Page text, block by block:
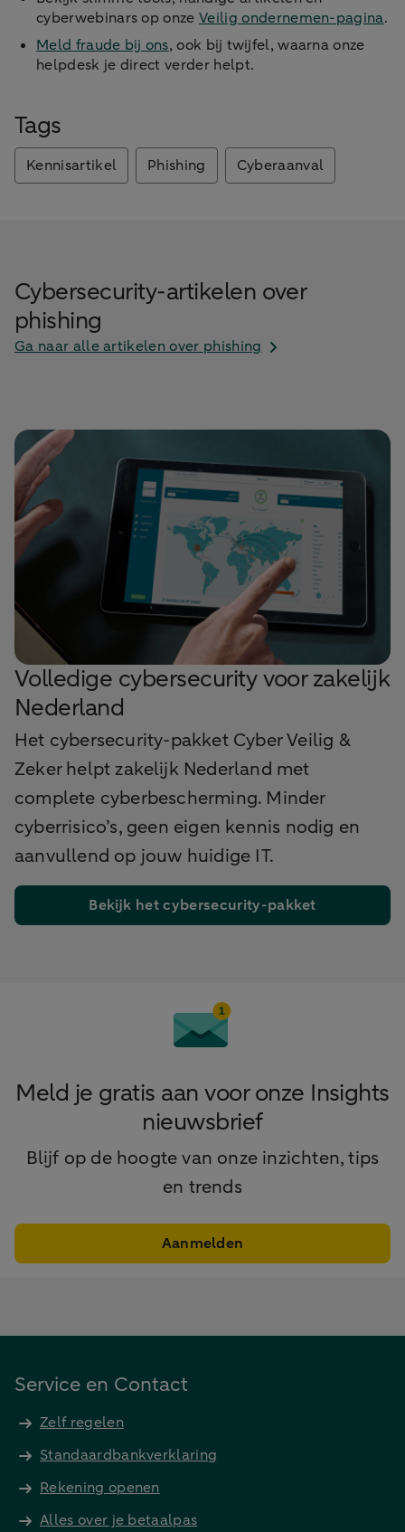
cyberwebinars op onzeVeilig ondernemen-pagina.
Meld fraude bij ons, ook bij twijfel, waarna onze
helpdesk je direct verder helpt.
Tags
Kennisartikel Phishing Cyberaanval
Cybersecurity-artikelen over
phishing
Ga naar alle artikelen over phishing
Volledige cybersecurity voor zakelijk
Nederland
Het cybersecurity-pakket Cyber Veilig &
Zeker helpt zakelijk Nederland met
complete cyberbescherming. Minder
cyberrisico’s, geen eigen kennis nodig en
aanvullend op jouw huidige IT.
Bekijk het cybersecurity-pakket
Meld je gratis aan voor onze Insights
nieuwsbrief
Blijf op de hoogte van onze inzichten, tips
en trends
Aanmelden
Service en Contact
Zelf regelen
Standaardbankverklaring
Rekening openen
Alles over je betaalpas